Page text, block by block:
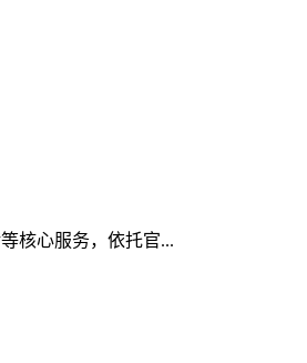
核心服务，依托官...